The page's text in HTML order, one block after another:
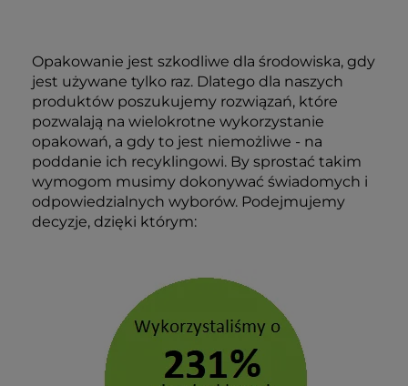
Opakowanie jest szkodliwe dla środowiska, gdy
jest używane tylko raz. Dlatego dla naszych
produktów poszukujemy rozwiązań, które
pozwalają na wielokrotne wykorzystanie
opakowań, a gdy to jest niemożliwe - na
poddanie ich recyklingowi. By sprostać takim
wymogom musimy dokonywać świadomych i
odpowiedzialnych wyborów. Podejmujemy
decyzje, dzięki którym: